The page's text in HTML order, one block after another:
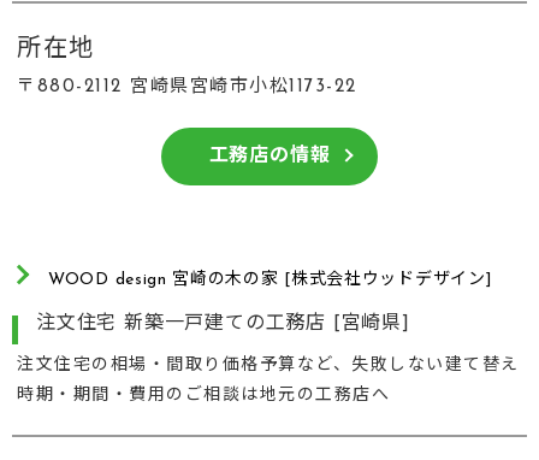
所在地
〒880-2112 宮崎県宮崎市小松1173-22
工務店の情報
WOOD design 宮崎の木の家 [株式会社ウッドデザイン]
注文住宅 新築一戸建ての工務店 [宮崎県]
注文住宅の相場・間取り価格予算など、失敗しない建て替え
時期・期間・費用のご相談は地元の工務店へ